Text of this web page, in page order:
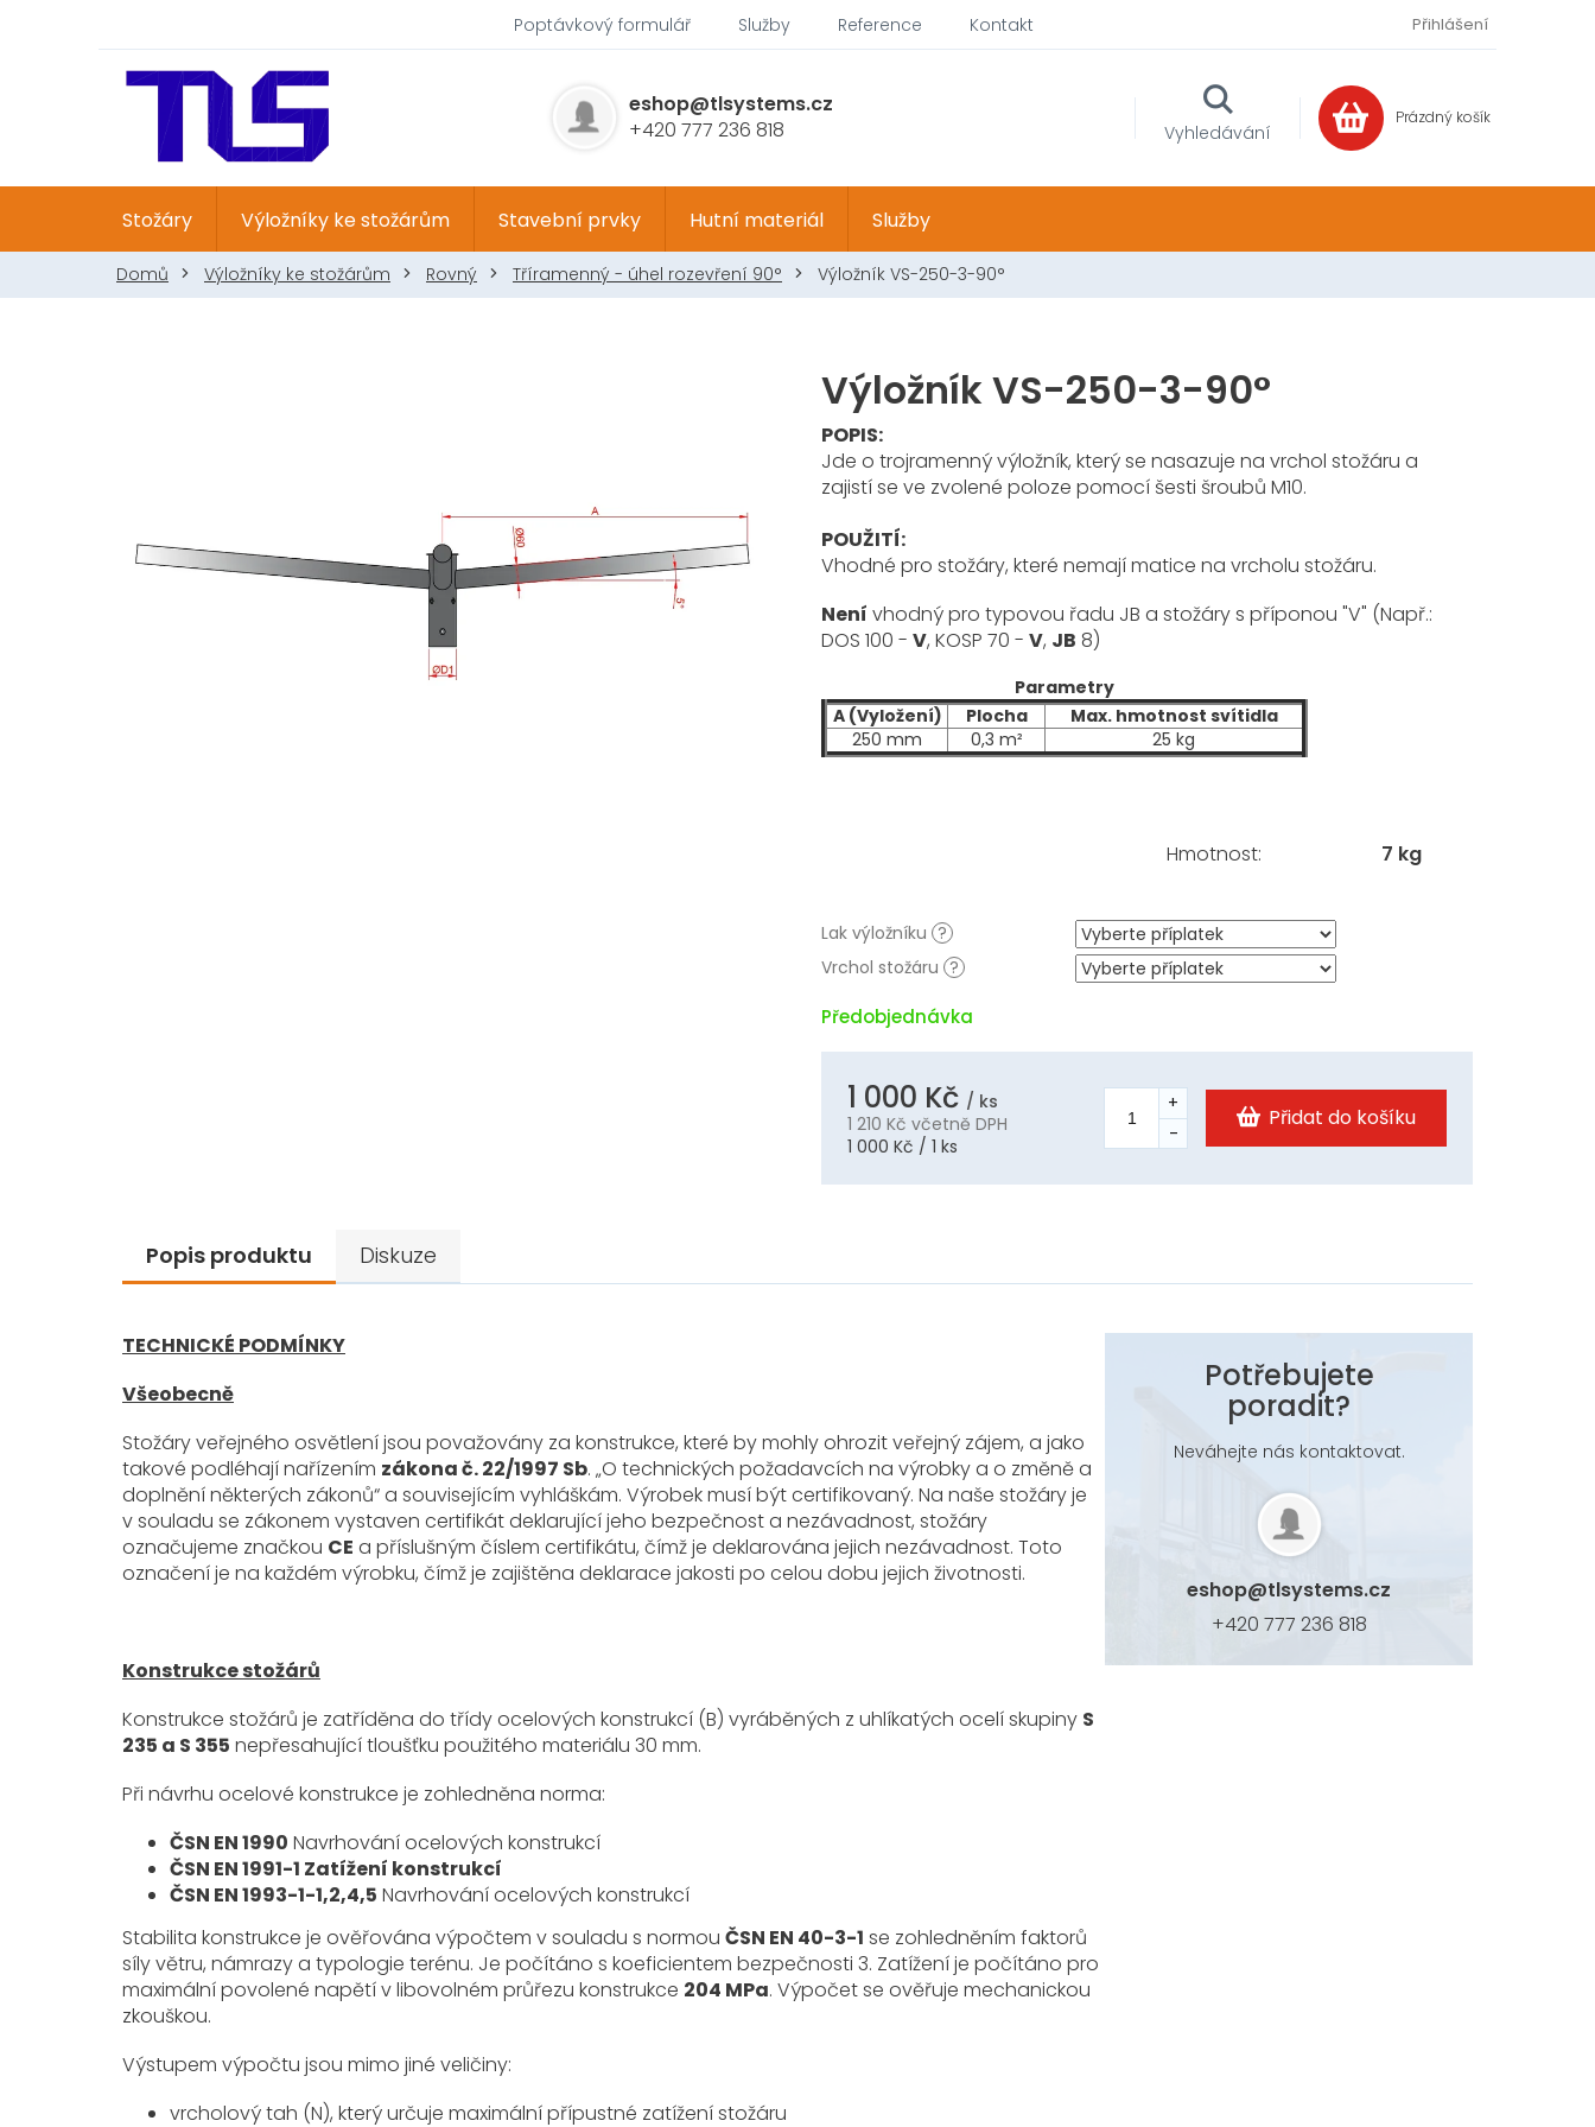
Poptávkový formulář Služby Reference Kontakt Přihlášení
NÁKUPNÍ
KOŠÍK
Prázdný košík
Vyhledávání
+420 777 236 818
eshop@tlsystems.cz
Stožáry Výložníky ke stožárům Stavební prvky Hutní materiál Služby
Domů Výložníky ke stožárům Rovný Tříramenný - úhel rozevření 90° Výložník VS-250-3-90°
Předobjednávka
Lak výložníku ?
Vrchol stožáru ?
POPIS:
Jde o trojramenný výložník, který se nasazuje na vrchol stožáru a
zajistí se ve zvolené poloze pomocí šesti šroubů M10.
POUŽITÍ:
Vhodné pro stožáry, které nemají matice na vrcholu stožáru.
Není vhodný pro typovou řadu JB a stožáry s příponou "V" (Např.:
DOS 100 - V, KOSP 70 - V, JB 8)
Parametry
A (Vyložení)
Plocha
Max. hmotnost svítidla
250 mm
0,3 m² 25 kg
1 000 Kč / ks
1 210 Kč včetně DPH
Měrná
1 000 Kč / 1 ks
Přidat do košíku
Hmotnost: 7 kg
Výložník VS-250-3-90°
Popis produktu Diskuze
TECHNICKÉ PODMÍNKY
Všeobecně
Stožáry veřejného osvětlení jsou považovány za konstrukce, které by mohly ohrozit veřejný zájem, a jako
takové podléhají nařízením zákona č. 22/1997 Sb. „O technických požadavcích na výrobky a o změně a
doplnění některých zákonů“ a souvisejícím vyhláškám. Výrobek musí být certifikovaný. Na naše stožáry je
v souladu se zákonem vystaven certifikát deklarující jeho bezpečnost a nezávadnost, stožáry
označujeme značkou CE a příslušným číslem certifikátu, čímž je deklarována jejich nezávadnost. Toto
označení je na každém výrobku, čímž je zajištěna deklarace jakosti po celou dobu jejich životnosti.
Konstrukce stožárů
Konstrukce stožárů je zatříděna do třídy ocelových konstrukcí (B) vyráběných z uhlíkatých ocelí skupiny S
235 a S 355 nepřesahující tloušťku použitého materiálu 30 mm.
Při návrhu ocelové konstrukce je zohledněna norma:
ČSN EN 1990 Navrhování ocelových konstrukcí
ČSN EN 1991-1 Zatížení konstrukcí
ČSN EN 1993-1-1,2,4,5 Navrhování ocelových konstrukcí
Stabilita konstrukce je ověřována výpočtem v souladu s normou ČSN EN 40-3-1 se zohledněním faktorů
síly větru, námrazy a typologie terénu. Je počítáno s koeficientem bezpečnosti 3. Zatížení je počítáno pro
maximální povolené napětí v libovolném průřezu konstrukce 204 MPa. Výpočet se ověřuje mechanickou
zkouškou.
Výstupem výpočtu jsou mimo jiné veličiny:
vrcholový tah (N), který určuje maximální přípustné zatížení stožáru
Potřebujete
poradit?
Neváhejte nás kontaktovat.
eshop@tlsystems.cz
+420 777 236 818